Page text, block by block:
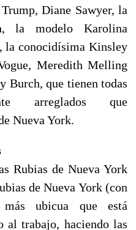
Diane Sawyer, la
la modelo Karolina
la conocidísima Kinsley
Meredith Melling
Burch, que tienen todas
arreglados que
Nueva York.
Rubias de Nueva York
de Nueva York (con
ubicua que está
al trabajo, haciendo las